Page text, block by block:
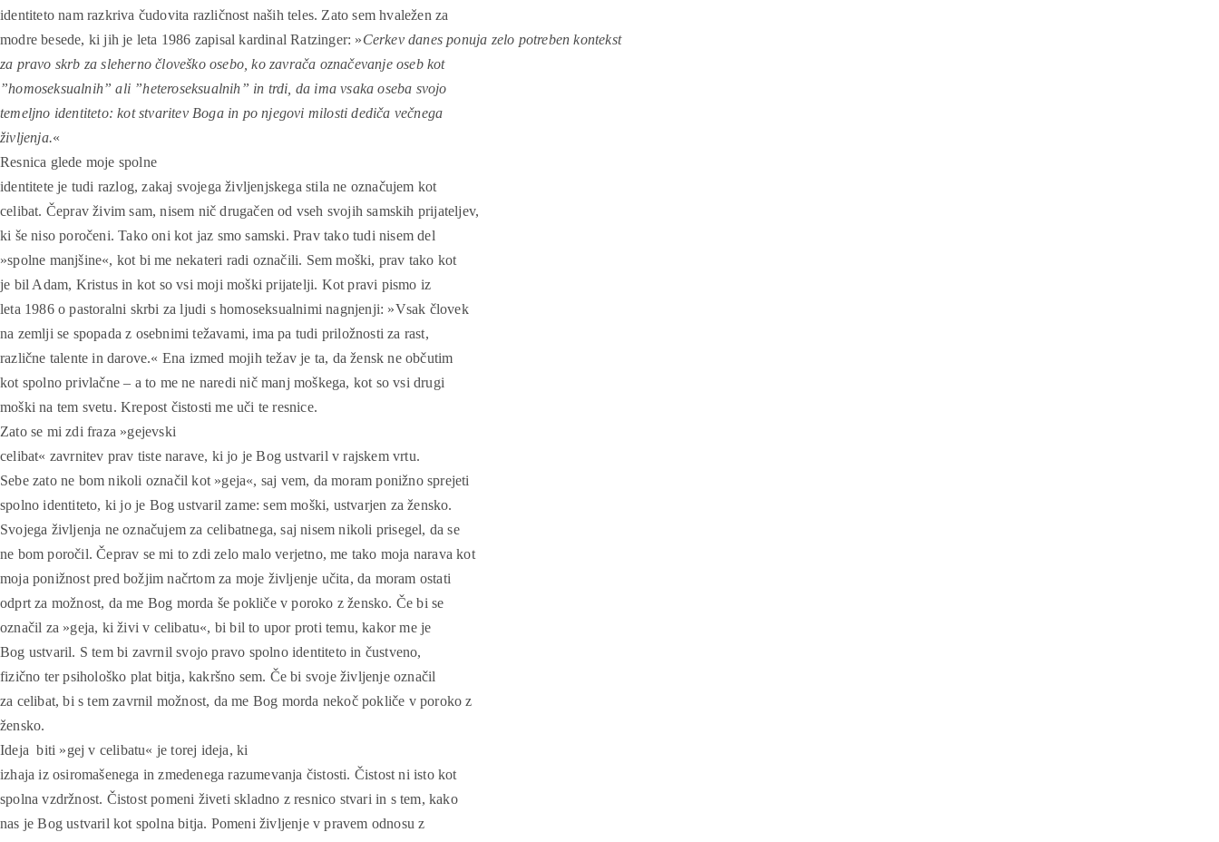
identiteto nam razkriva čudovita različnost naših teles. Zato sem hvaležen za
modre besede, ki jih je leta 1986 zapisal kardinal Ratzinger: »Cerkev danes ponuja zelo potreben kontekst
za pravo skrb za sleherno človeško osebo, ko zavrača označevanje oseb kot
”homoseksualnih” ali ”heteroseksualnih” in trdi, da ima vsaka oseba svojo
temeljno identiteto: kot stvaritev Boga in po njegovi milosti dediča večnega
življenja.«
Resnica glede moje spolne
identitete je tudi razlog, zakaj svojega življenjskega stila ne označujem kot
celibat. Čeprav živim sam, nisem nič drugačen od vseh svojih samskih prijateljev,
ki še niso poročeni. Tako oni kot jaz smo samski. Prav tako tudi nisem del
»spolne manjšine«, kot bi me nekateri radi označili. Sem moški, prav tako kot
je bil Adam, Kristus in kot so vsi moji moški prijatelji. Kot pravi pismo iz
leta 1986 o pastoralni skrbi za ljudi s homoseksualnimi nagnjenji: »Vsak človek
na zemlji se spopada z osebnimi težavami, ima pa tudi priložnosti za rast,
različne talente in darove.« Ena izmed mojih težav je ta, da žensk ne občutim
kot spolno privlačne – a to me ne naredi nič manj moškega, kot so vsi drugi
moški na tem svetu. Krepost čistosti me uči te resnice.
Zato se mi zdi fraza »gejevski
celibat« zavrnitev prav tiste narave, ki jo je Bog ustvaril v rajskem vrtu.
Sebe zato ne bom nikoli označil kot »geja«, saj vem, da moram ponižno sprejeti
spolno identiteto, ki jo je Bog ustvaril zame: sem moški, ustvarjen za žensko.
Svojega življenja ne označujem za celibatnega, saj nisem nikoli prisegel, da se
ne bom poročil. Čeprav se mi to zdi zelo malo verjetno, me tako moja narava kot
moja ponižnost pred božjim načrtom za moje življenje učita, da moram ostati
odprt za možnost, da me Bog morda še pokliče v poroko z žensko. Če bi se
označil za »geja, ki živi v celibatu«, bi bil to upor proti temu, kakor me je
Bog ustvaril. S tem bi zavrnil svojo pravo spolno identiteto in čustveno,
fizično ter psihološko plat bitja, kakršno sem. Če bi svoje življenje označil
za celibat, bi s tem zavrnil možnost, da me Bog morda nekoč pokliče v poroko z
žensko.
Ideja biti »gej v celibatu« je torej ideja, ki
izhaja iz osiromašenega in zmedenega razumevanja čistosti. Čistost ni isto kot
spolna vzdržnost. Čistost pomeni živeti skladno z resnico stvari in s tem, kako
nas je Bog ustvaril kot spolna bitja. Pomeni življenje v pravem odnosu z